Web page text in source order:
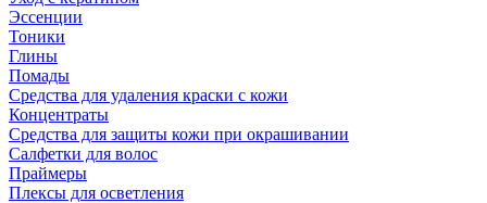
Эссенции
Тоники
Глины
Помады
Средства для удаления краски с кожи
Концентраты
Средства для защиты кожи при окрашивании
Салфетки для волос
Праймеры
Плексы для осветления